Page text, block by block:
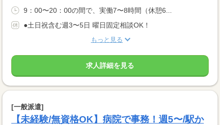
9：00〜20：00の間で、実働7〜8時間（休憩6...
●土日祝含む週3〜5日 曜日固定相談OK！
もっと見る
求人詳細を見る
[一般派遣]
【未経験/無資格OK】病院で事務！週5〜/駅か